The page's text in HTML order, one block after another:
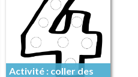
Activité : coller des